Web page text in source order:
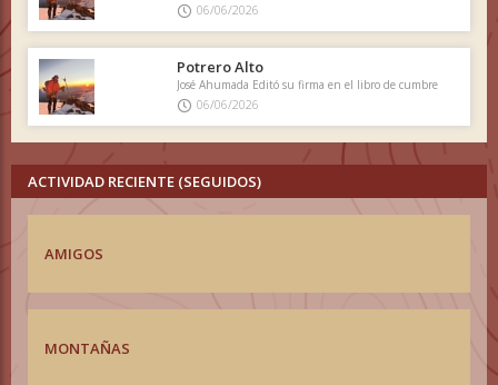
06/06/2026
Potrero Alto
José Ahumada Editó su firma en el libro de cumbre
06/06/2026
ACTIVIDAD RECIENTE (SEGUIDOS)
AMIGOS
MONTAÑAS